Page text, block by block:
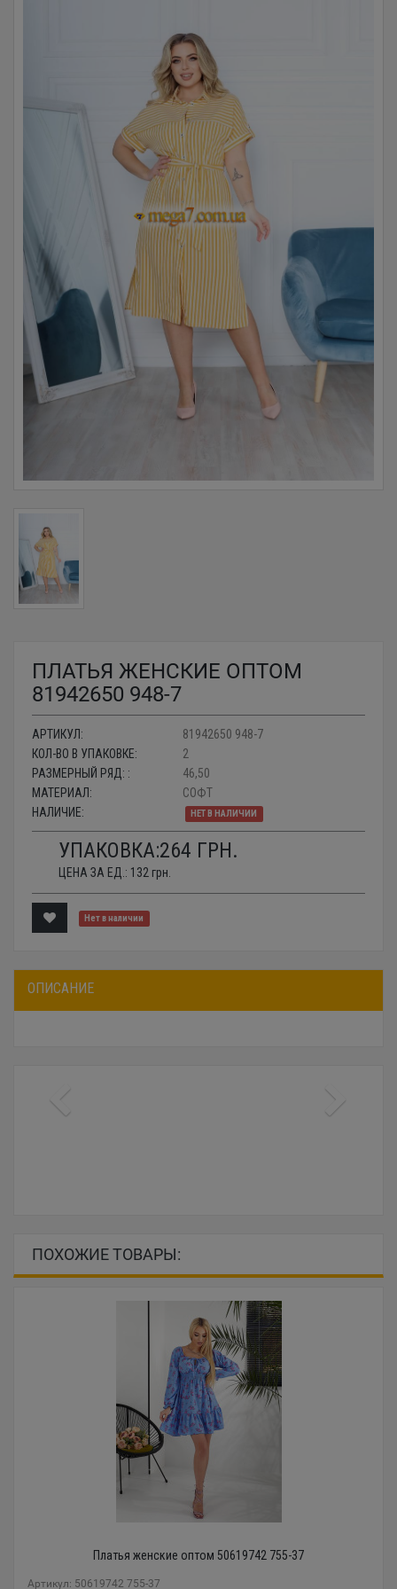
ПЛАТЬЯ ЖЕНСКИЕ ОПТОМ
81942650 948-7
АРТИКУЛ:
81942650 948-7
КОЛ-ВО В УПАКОВКЕ:
2
РАЗМЕРНЫЙ РЯД: :
46,50
МАТЕРИАЛ:
СОФТ
НАЛИЧИЕ:
НЕТ В НАЛИЧИИ
УПАКОВКА:264 ГРН.
ЦЕНА ЗА ЕД.: 132 грн.
Нет в наличии
ОПИСАНИЕ
ПОХОЖИЕ ТОВАРЫ:
Платья женские оптом 50619742 755-37
Артикул: 50619742 755-37